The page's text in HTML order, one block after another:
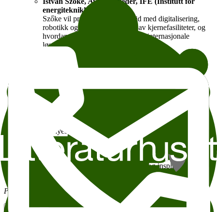
energiteknikk)
Szőke vil presentere IFEs arbeid med digitalisering,
robotikk og dekommisjonering av kjernefasiliteter, og
hvordan norsk forskning bidrar til internasjonale
løsninger.
3. Q&A og diskusjon
Publikum inviteres til å stille spørsmål og delta i en åpen
Det vil være anledning til å møte foredragsholderne, kjøpe
Sunniva Roses bok "Inn til kjernen" og få den signert, samt
nyte kaffe/te i en uformell setting.
Få innsikt i de nyeste løsningene innen radioaktivt
avfallshåndtering.
- Møt ledende eksperter og utvid ditt nettverk.
- Delta i en viktig diskusjon om fremtidens energisystemer.
Velkommen til en kveld med kunnskap, dialog og inspirasjon!
PS: Et par av foredragene vil være på engelsk.
Kontakt arrangør Legg til i kalender
Kopier lenke